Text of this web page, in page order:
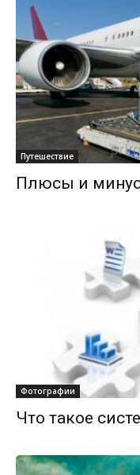
Путешествие
Плюсы и
Фотографии
Что такое